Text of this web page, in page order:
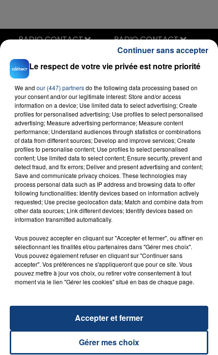
Let Me Think About It
IDA CORR & FEDDE LE GRAND
RADIO CONTACT
FIL D'ACTU
23 juillet 2026
INCENDIE MORTEL À LENS : UNE FEMME ET
SON BÉBÉ ENTRE LA VIE ET LA...
Un homme s'est immolé par le feu après avoir
d'un liquide inflammable.
Le respect de votre vie privée est notre priorité
We and our (447) partnersdo the following data processing based on
your consent and/or our legitimate interest: Store and/or access
information on a device; Use limited data to select advertising; Create
profiles for personalised advertising; Use profiles to select personalised
advertising; Measure advertising performance; Measure content
performance; Understand audiences through statistics or combinations
of data from different sources; Develop and improve services; Create
profiles to personalise content; Use profiles to select personalised
content; Use limited data to select content; Ensure security, prevent and
detect fraud, and fix errors; Deliver and present advertising and content;
Save and communicate privacy choices. These technologies may
process personal data such as IP address and browsing data to offer
following functionalities: Identify devices based on information actively
requested; Use precise geolocation data; Match and combine data from
other data sources; Link different devices; Identify devices based on
information transmitted automatically.
Vous pouvez accepter en cliquant sur "Accepter et fermer", ou affiner en
sélectionnant les finalités et/ou partenaires dans "Gérer mes choix".
Vous pouvez également refuser en cliquant sur "Continuer sans
accepter". Vos préférences ne s'appliqueront que pour ce site. Vous
pouvez mettre à jour vos choix, ou retirer votre consentement à tout
moment via le lien "Gérer les cookies" situé en bas de chaque page.
Gérer mes choix
Accepter et fermer
Continuer sans accepter